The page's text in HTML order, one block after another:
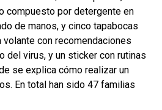
compuesto por detergente en
de manos, y cinco tapabocas
volante con recomendaciones
del virus, y un sticker con rutinas
se explica cómo realizar un
En total han sido 47 familias